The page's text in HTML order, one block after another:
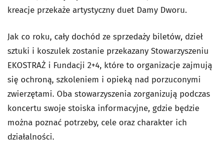
kreacje przekaże artystyczny duet Damy Dworu.
Jak co roku, cały dochód ze sprzedaży biletów, dzieł
sztuki i koszulek zostanie przekazany Stowarzyszeniu
EKOSTRAŻ i Fundacji 2+4, które to organizacje zajmują
się ochroną, szkoleniem i opieką nad porzuconymi
zwierzętami. Oba stowarzyszenia zorganizują podczas
koncertu swoje stoiska informacyjne, gdzie będzie
można poznać potrzeby, cele oraz charakter ich
działalności.